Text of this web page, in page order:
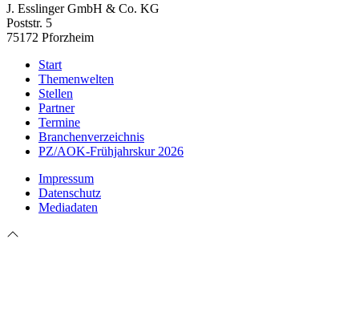
J. Esslinger GmbH & Co. KG
Poststr. 5
75172 Pforzheim
Start
Themenwelten
Stellen
Partner
Termine
Branchenverzeichnis
PZ/AOK-Frühjahrskur 2026
Impressum
Datenschutz
Mediadaten